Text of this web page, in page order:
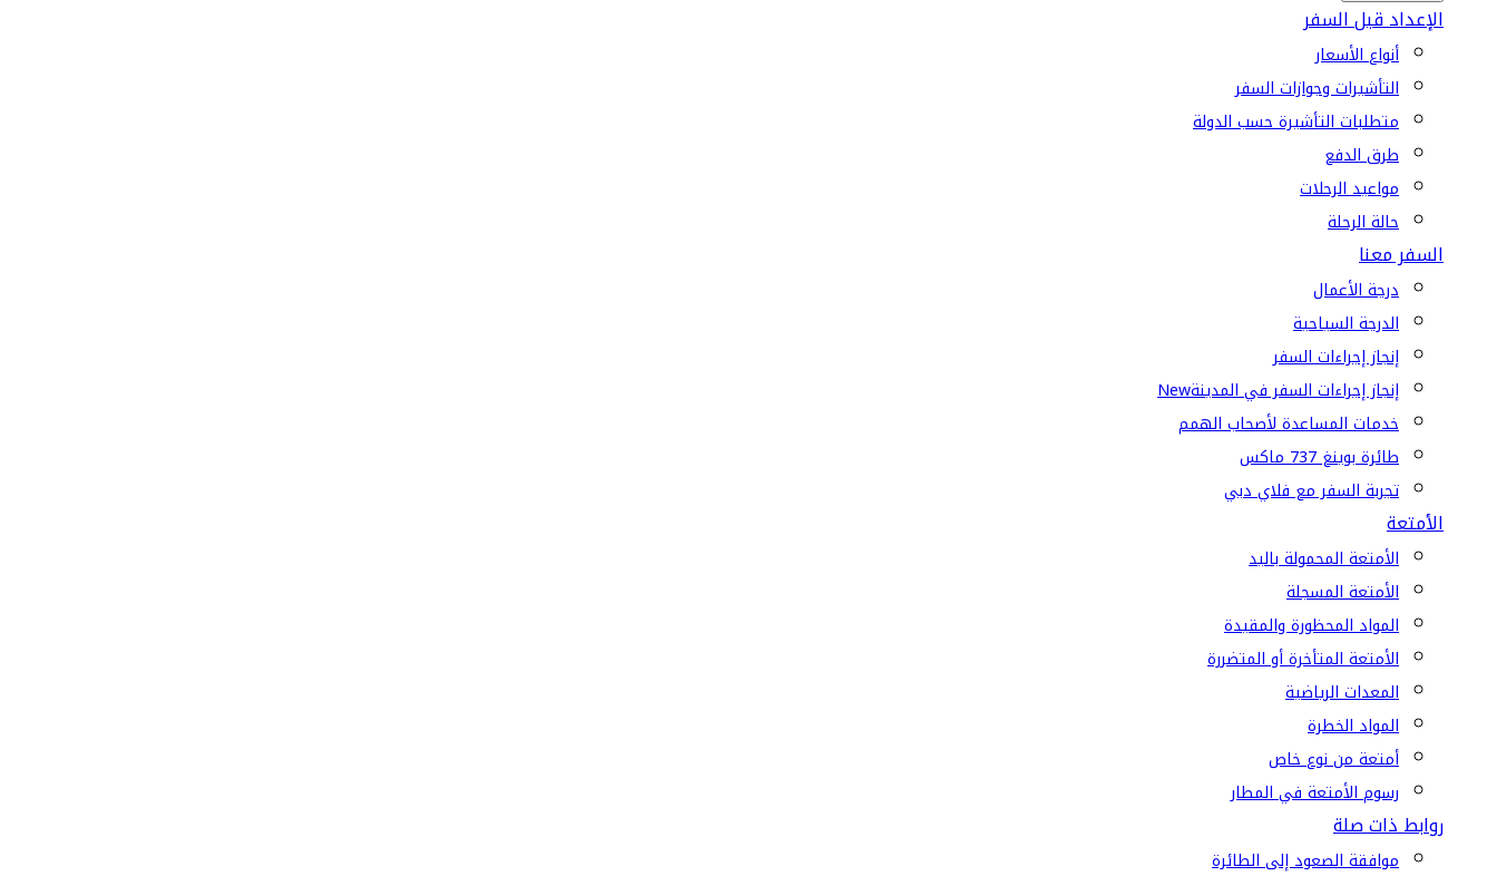
الإعداد قبل السفر
أنواع الأسعار
التأشيرات وجوازات السفر
متطلبات التأشيرة حسب الدولة
طرق الدفع
مواعيد الرحلات
حالة الرحلة
السفر معنا
درجة الأعمال
الدرجة السياحية
إنجاز إجراءات السفر
إنجاز إجراءات السفر في المدينةNew
خدمات المساعدة لأصحاب الهمم
طائرة بوينغ 737 ماكس
تجربة السفر مع فلاي دبي
الأمتعة
الأمتعة المحمولة باليد
الأمتعة المسجلة
المواد المحظورة والمقيدة
الأمتعة المتأخرة أو المتضررة
المعدات الرياضية
المواد الخطرة
أمتعة من نوع خاص
رسوم الأمتعة في المطار
روابط ذات صلة
موافقة الصعود إلى الطائرة